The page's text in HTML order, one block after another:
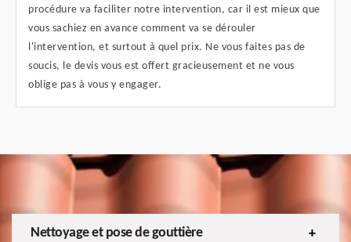
procédure va faciliter notre intervention, car il est mieux que
vous sachiez en avance comment va se dérouler
l'intervention, et surtout à quel prix. Ne vous faites pas de
soucis, le devis vous est offert gracieusement et ne vous
oblige pas à vous y engager.
Nettoyage et pose de gouttière